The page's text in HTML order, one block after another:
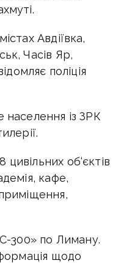
Авдіївка,
Часів Яр,
поліція
із ЗРК
об‘єктів
кафе,
300» по Лиману.
щодо